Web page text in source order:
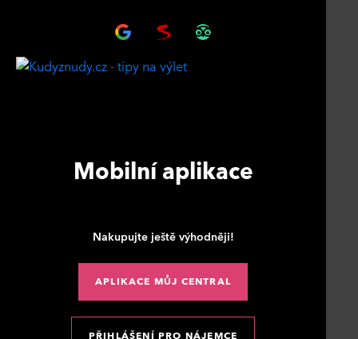
Mobilní aplikace
Nakupujte ještě výhodněji!
APLIKACE MŮJ CENTRAL
PŘIHLÁŠENÍ PRO NÁJEMCE